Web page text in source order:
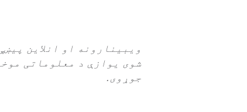
شوی یوازې د معلوماتی
جوړوی.